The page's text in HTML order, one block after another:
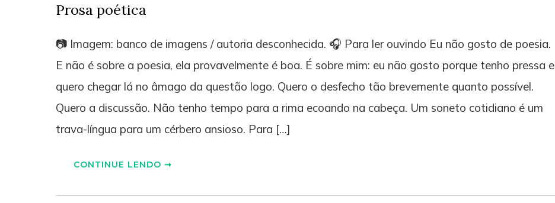
Prosa poética
📷 Imagem: banco de imagens / autoria desconhecida. 🎧 Para ler ouvindo Eu não gosto de poesia.
E não é sobre a poesia, ela provavelmente é boa. É sobre mim: eu não gosto porque tenho pressa e
quero chegar lá no âmago da questão logo. Quero o desfecho tão brevemente quanto possível.
Quero a discussão. Não tenho tempo para a rima ecoando na cabeça. Um soneto cotidiano é um
trava-língua para um cérbero ansioso. Para […]
CONTINUE LENDO ➞